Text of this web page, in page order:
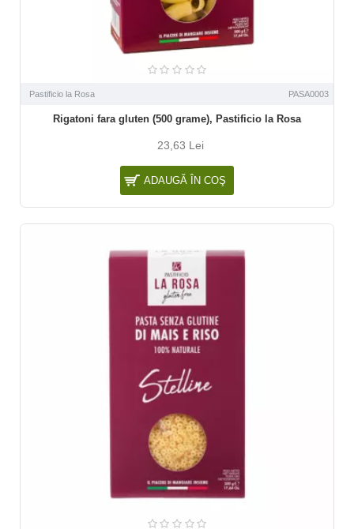
Pastificio la Rosa PASA0003
Rigatoni fara gluten (500 grame), Pastificio la Rosa
23,63 Lei
ADAUGĂ ÎN COŞ